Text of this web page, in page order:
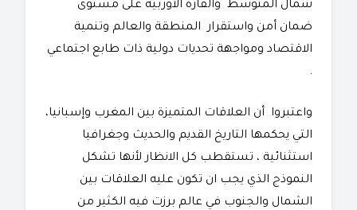
شمال المتوسط والقارة الأوربية على مستوى
ضمان أمن واستقرار المنطقة والعالم وتنمية
الاقتصاد ومواجهة تحديات دولية ذات طابع اجتماعي
.
واعتبروا أن العلاقات المتميزة بين المغرب وإسبانيا،
التي يحكمها التاريخ القديم والحديث وجغرافيا
استثنائية ، تستقطب كل الانظار لأنها تشكل
النموذج الذي يجب ان تكون عليه العلاقات بين
الشمال والجنوب في عالم برزت فيه الكثير من